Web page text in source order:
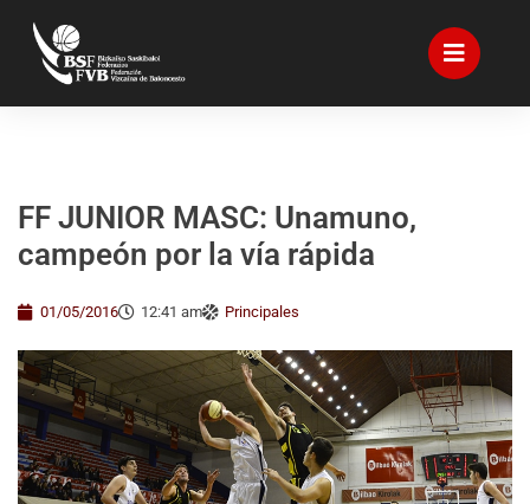
FF JUNIOR MASC: Unamuno,
campeón por la vía rápida
01/05/2016 12:41 am Principales